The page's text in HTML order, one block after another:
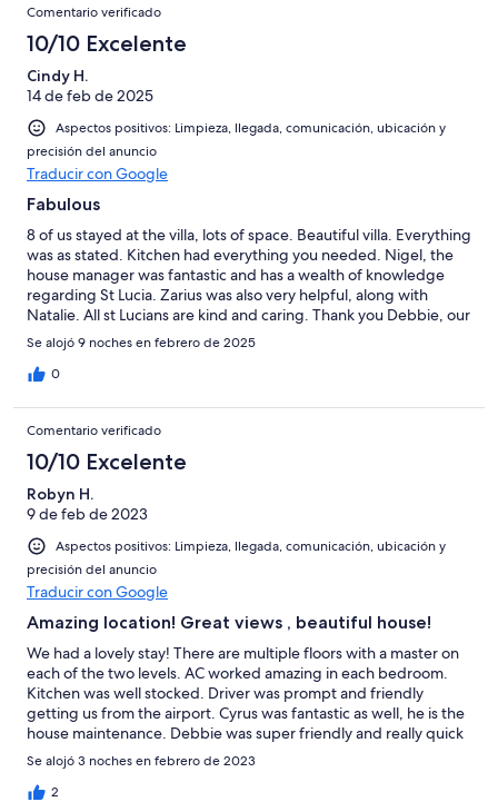
Comentario verificado
10/10 Excelente
Cindy H.
14 de feb de 2025
Aspectos positivos: Limpieza, llegada, comunicación, ubicación y
precisión del anuncio
Traducir con Google
Fabulous
8 of us stayed at the villa, lots of space. Beautiful villa. Everything
was as stated. Kitchen had everything you needed. Nigel, the
house manager was fantastic and has a wealth of knowledge
regarding St Lucia. Zarius was also very helpful, along with
Natalie. All st Lucians are kind and caring. Thank you Debbie, our
host, for allowing us to stay at your villa. We had a marvelous
time Do not hesitate stay at this villa. I would highly reyot. P S the
Polaris was a great feature
Se alojó 9 noches en febrero de 2025
0
Comentario verificado
10/10 Excelente
Robyn H.
9 de feb de 2023
Aspectos positivos: Limpieza, llegada, comunicación, ubicación y
precisión del anuncio
Traducir con Google
Amazing location! Great views , beautiful house!
We had a lovely stay! There are multiple floors with a master on
each of the two levels. AC worked amazing in each bedroom.
Kitchen was well stocked. Driver was prompt and friendly
getting us from the airport. Cyrus was fantastic as well, he is the
house maintenance. Debbie was super friendly and really quick
for communicating any questions. We will absolutely stay again
someday!!!
Se alojó 3 noches en febrero de 2023
2